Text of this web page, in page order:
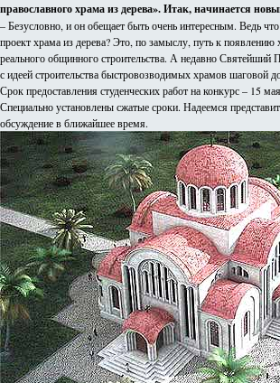
православного храма из дерева». Итак, начинается
– Безусловно, и он обещает быть очень интересным. Ведь
проект храма из дерева? Это, по замыслу, путь к
реального общинного строительства. А недавно Святейший
с идеей строительства быстровозводимых храмов шаговой
Срок предоставления студенческих работ на конкурс – 15
Специально установлены сжатые сроки. Надеемся
обсуждение в ближайшее время.